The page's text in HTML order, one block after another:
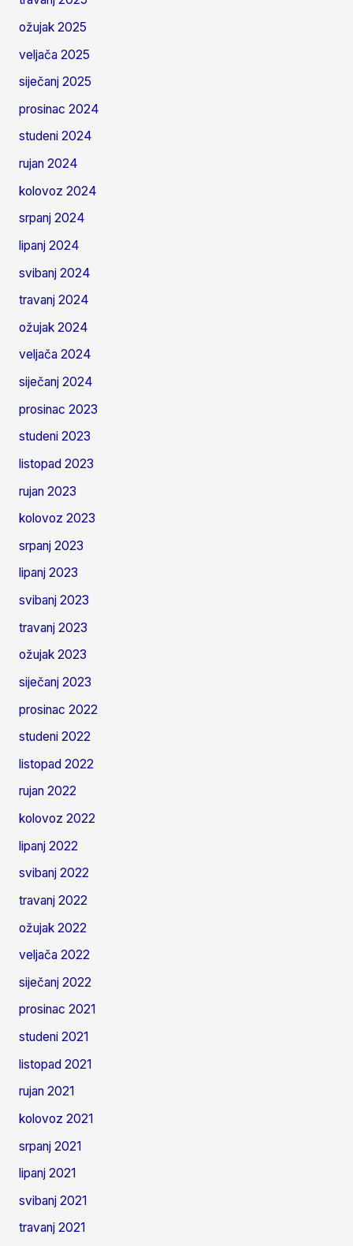
ožujak 2025
veljača 2025
siječanj 2025
prosinac 2024
studeni 2024
rujan 2024
kolovoz 2024
srpanj 2024
lipanj 2024
svibanj 2024
travanj 2024
ožujak 2024
veljača 2024
siječanj 2024
prosinac 2023
studeni 2023
listopad 2023
rujan 2023
kolovoz 2023
srpanj 2023
lipanj 2023
svibanj 2023
travanj 2023
ožujak 2023
siječanj 2023
prosinac 2022
studeni 2022
listopad 2022
rujan 2022
kolovoz 2022
lipanj 2022
svibanj 2022
travanj 2022
ožujak 2022
veljača 2022
siječanj 2022
prosinac 2021
studeni 2021
listopad 2021
rujan 2021
kolovoz 2021
srpanj 2021
lipanj 2021
svibanj 2021
travanj 2021